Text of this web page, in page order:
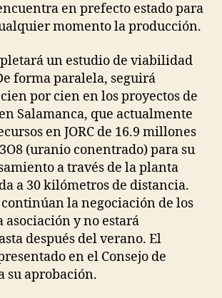
en prefecto estado para
momento la producción.
un estudio de viabilidad
forma paralela, seguirá
por cien en los proyectos de
Salamanca, que actualmente
en JORC de 16.9 millones
(uranio conentrado) para su
a través de la planta
a 30 kilómetros de distancia.
continúan la negociación de los
asociación y no estará
después del verano. El
en el Consejo de
su aprobación.